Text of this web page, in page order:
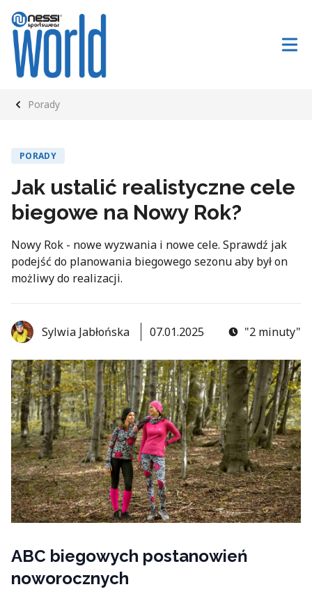
Porady
PORADY
Jak ustalić realistyczne cele
biegowe na Nowy Rok?
Nowy Rok - nowe wyzwania i nowe cele. Sprawdź jak
podejść do planowania biegowego sezonu aby był on
możliwy do realizacji.
Sylwia Jabłońska 07.01.2025 "2 minuty"
ABC biegowych postanowień
noworocznych